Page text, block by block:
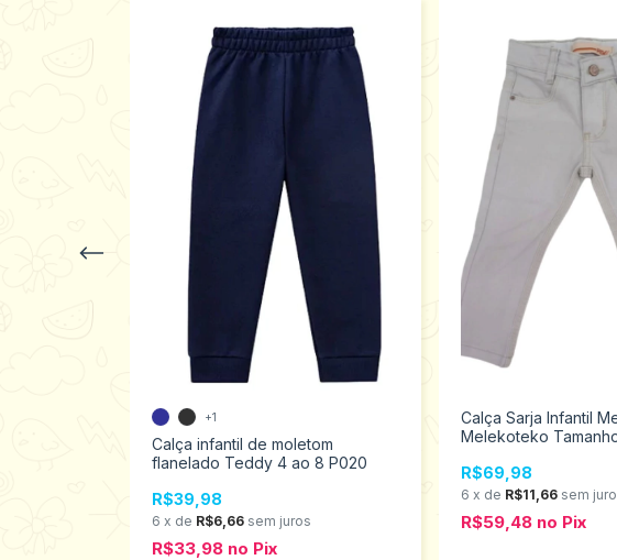
Calça infantil de moletom
flanelado Teddy 4 ao 8 P020
R$39,98
6 x de R$6,66 sem juros
R$33,98 no Pix
+1
Calça Sarja Infantil
Melekoteko
R$69,98
6 x de R$11,66 sem
R$59,48 no Pix